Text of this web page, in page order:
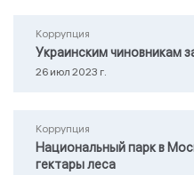
Коррупция
Украинским чиновникам
26 июл 2023 г.
Коррупция
Национальный парк в
гектары леса